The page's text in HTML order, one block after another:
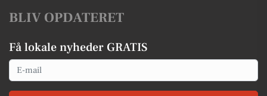
BLIV OPDATERET
Få lokale nyheder GRATIS
Email